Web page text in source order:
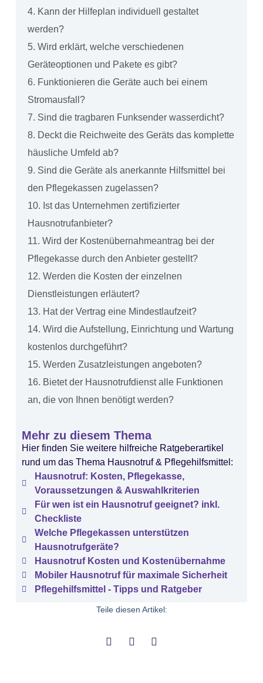
4. Kann der Hilfeplan individuell gestaltet
werden?
5. Wird erklärt, welche verschiedenen
Geräteoptionen und Pakete es gibt?
6. Funktionieren die Geräte auch bei einem
Stromausfall?
7. Sind die tragbaren Funksender wasserdicht?
8. Deckt die Reichweite des Geräts das komplette
häusliche Umfeld ab?
9. Sind die Geräte als anerkannte Hilfsmittel bei
den Pflegekassen zugelassen?
10. Ist das Unternehmen zertifizierter
Hausnotrufanbieter?
11. Wird der Kostenübernahmeantrag bei der
Pflegekasse durch den Anbieter gestellt?
12. Werden die Kosten der einzelnen
Dienstleistungen erläutert?
13. Hat der Vertrag eine Mindestlaufzeit?
14. Wird die Aufstellung, Einrichtung und Wartung
kostenlos durchgeführt?
15. Werden Zusatzleistungen angeboten?
16. Bietet der Hausnotrufdienst alle Funktionen
an, die von Ihnen benötigt werden?
Mehr zu diesem Thema
Hier finden Sie weitere hilfreiche Ratgeberartikel
rund um das Thema Hausnotruf & Pflegehilfsmittel:
Hausnotruf: Kosten, Pflegekasse,
Voraussetzungen & Auswahlkriterien
Für wen ist ein Hausnotruf geeignet? inkl.
Checkliste
Welche Pflegekassen unterstützen
Hausnotrufgeräte?
Hausnotruf Kosten und Kostenübernahme
Mobiler Hausnotruf für maximale Sicherheit
Pflegehilfsmittel - Tipps und Ratgeber
Teile diesen Artikel: